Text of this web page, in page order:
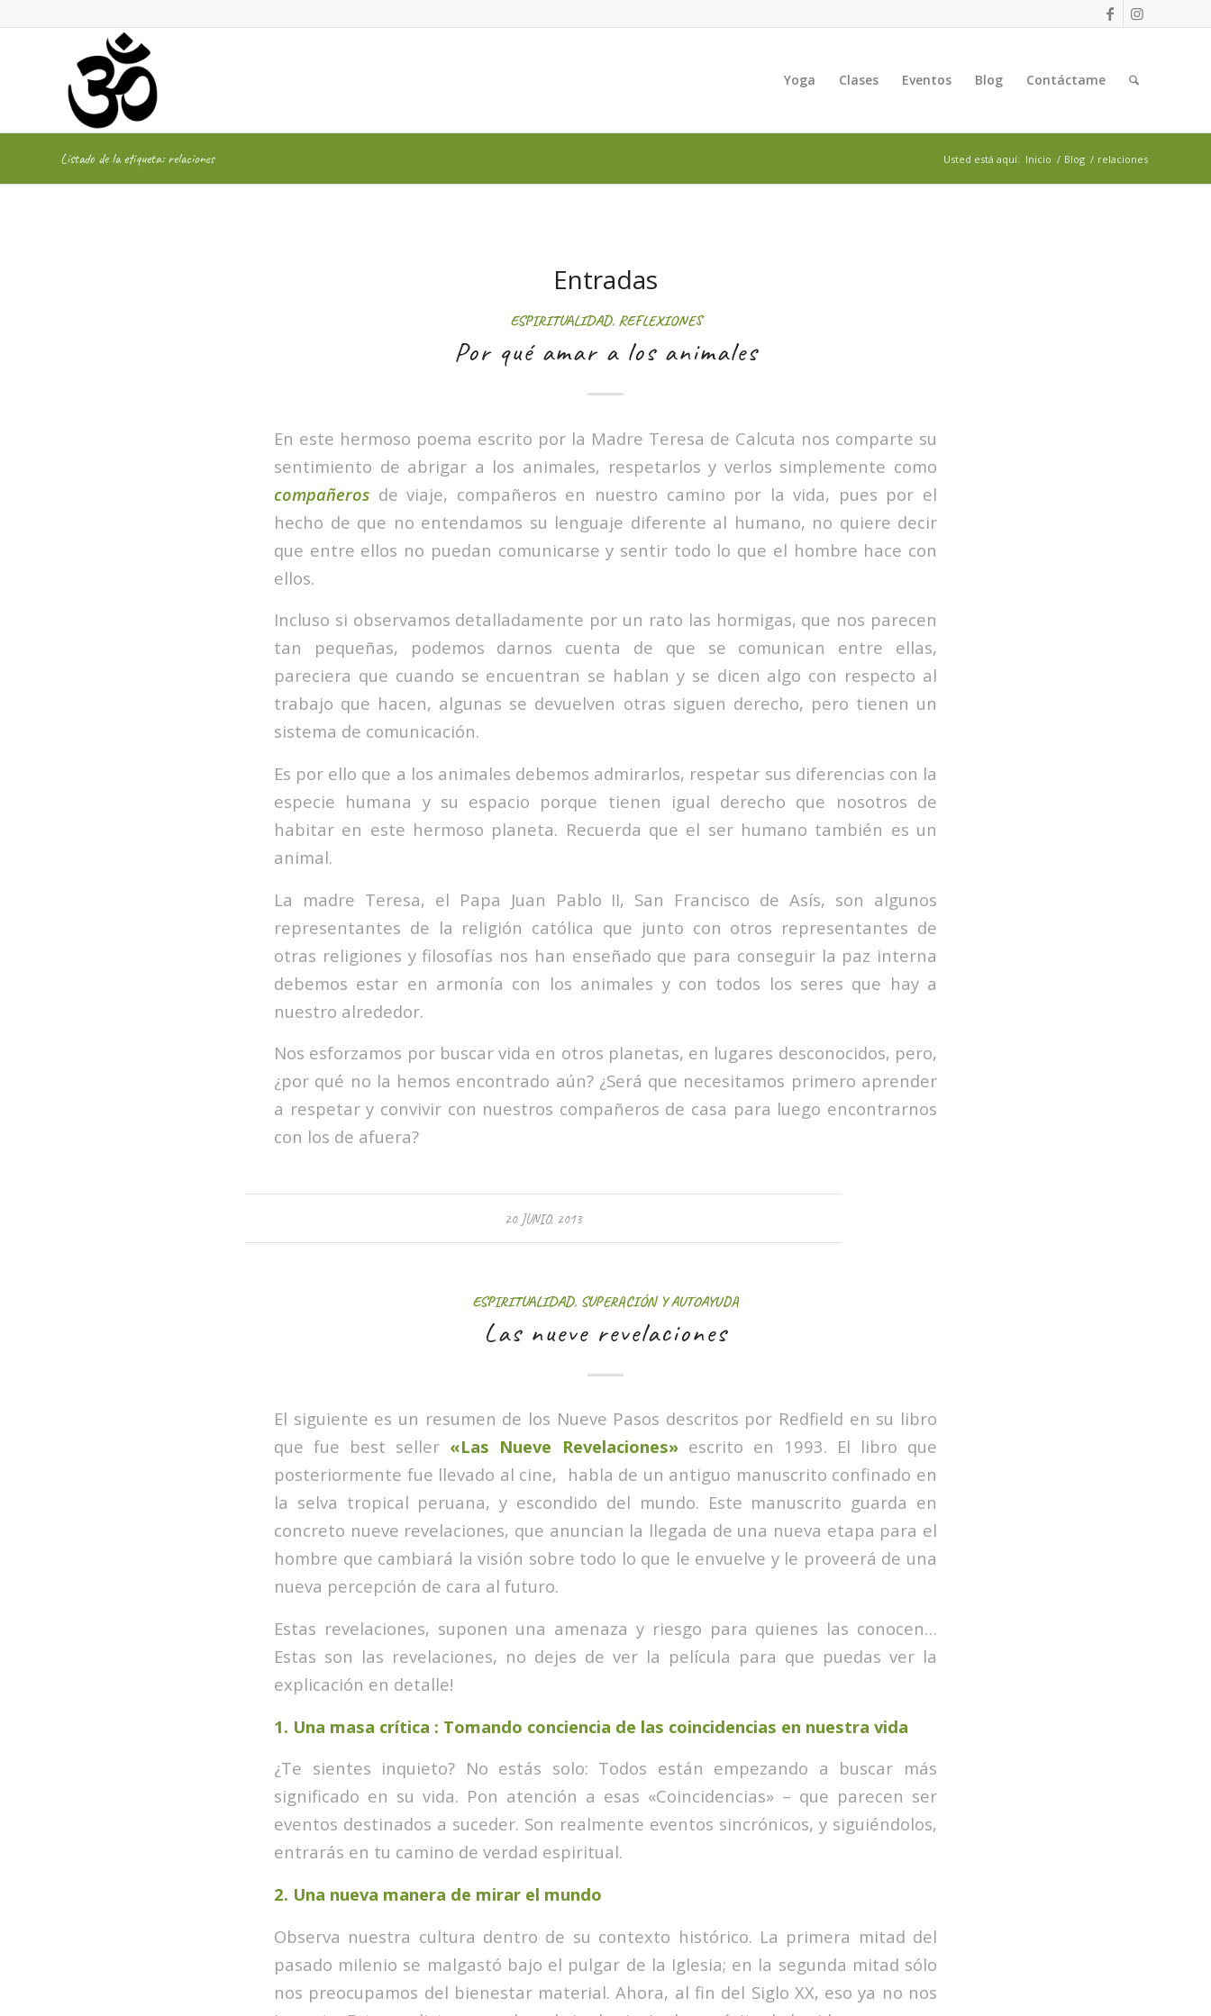
Yoga Clases Eventos Blog Contáctame
Listado de la etiqueta: relaciones Usted está aquí: Inicio / Blog / relaciones
Entradas
ESPIRITUALIDAD, REFLEXIONES
Por qué amar a los animales
En este hermoso poema escrito por la Madre Teresa de Calcuta nos comparte su
sentimiento de abrigar a los animales, respetarlos y verlos simplemente como
compañeros de viaje, compañeros en nuestro camino por la vida, pues por el
hecho de que no entendamos su lenguaje diferente al humano, no quiere decir
que entre ellos no puedan comunicarse y sentir todo lo que el hombre hace con
ellos.
Incluso si observamos detalladamente por un rato las hormigas, que nos parecen
tan pequeñas, podemos darnos cuenta de que se comunican entre ellas,
pareciera que cuando se encuentran se hablan y se dicen algo con respecto al
trabajo que hacen, algunas se devuelven otras siguen derecho, pero tienen un
sistema de comunicación.
Es por ello que a los animales debemos admirarlos, respetar sus diferencias con la
especie humana y su espacio porque tienen igual derecho que nosotros de
habitar en este hermoso planeta. Recuerda que el ser humano también es un
animal.
La madre Teresa, el Papa Juan Pablo II, San Francisco de Asís, son algunos
representantes de la religión católica que junto con otros representantes de
otras religiones y filosofías nos han enseñado que para conseguir la paz interna
debemos estar en armonía con los animales y con todos los seres que hay a
nuestro alrededor.
Nos esforzamos por buscar vida en otros planetas, en lugares desconocidos, pero,
¿por qué no la hemos encontrado aún? ¿Será que necesitamos primero aprender
a respetar y convivir con nuestros compañeros de casa para luego encontrarnos
con los de afuera?
20 JUNIO, 2013
ESPIRITUALIDAD, SUPERACIÓN Y AUTOAYUDA
Las nueve revelaciones
El siguiente es un resumen de los Nueve Pasos descritos por Redfield en su libro
que fue best seller «Las Nueve Revelaciones»escrito en 1993. El libro que
posteriormente fue llevado al cine, habla de un antiguo manuscrito confinado en
la selva tropical peruana, y escondido del mundo. Este manuscrito guarda en
concreto nueve revelaciones, que anuncian la llegada de una nueva etapa para el
hombre que cambiará la visión sobre todo lo que le envuelve y le proveerá de una
nueva percepción de cara al futuro.
Estas revelaciones, suponen una amenaza y riesgo para quienes las conocen…
Estas son las revelaciones, no dejes de ver la película para que puedas ver la
explicación en detalle!
1. Una masa crítica : Tomando conciencia de las coincidencias en nuestra vida
¿Te sientes inquieto? No estás solo: Todos están empezando a buscar más
significado en su vida. Pon atención a esas «Coincidencias» – que parecen ser
eventos destinados a suceder. Son realmente eventos sincrónicos, y siguiéndolos,
entrarás en tu camino de verdad espiritual.
2. Una nueva manera de mirar el mundo
Observa nuestra cultura dentro de su contexto histórico. La primera mitad del
pasado milenio se malgastó bajo el pulgar de la Iglesia; en la segunda mitad sólo
nos preocupamos del bienestar material. Ahora, al fin del Siglo XX, eso ya no nos